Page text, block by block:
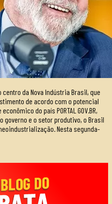
da Nova Indústria Brasil, que
de acordo com o potencial
do país PORTAL GOV.BR,
governo e o setor produtivo, o Brasil
Nesta segunda-